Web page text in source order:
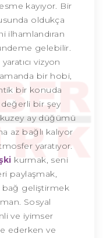
kayıyor. Bir
oldukça
ilhamlandıran
gelebilir.
vizyon
bir hobi,
bir konuda
bir şey
ay düğümü
az bağlı kalıyor
yaratıyor.
kurmak, seni
paylaşmak,
bağ geliştirmek
Sosyal
ve iyimser
ederken ve